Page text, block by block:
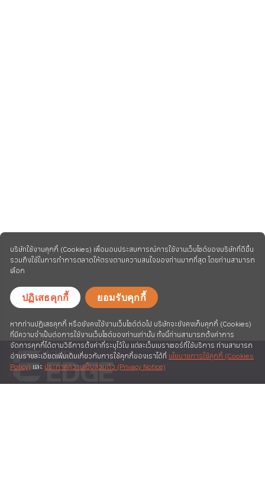
A MEMBER OF KIATNAKIN
บริษัทใช้งานคุกกี้ (Cookies) เพื่อมอบประสบการณ์การใช้งานเว็บไซต์ของบริษัทที่ดีขึ้น
รวมถึงใช้ในการทำการตลาดให้ตรงตามความสนใจของท่านมากที่สุด โดยท่านสามารถ
เลือก
ปฏิเสธคุกกี้ ยอมรับคุกกี้
หากท่านปฏิเสธคุกกี้ หรือยังคงใช้งานเว็บไซต์ต่อไป บริษัทจะยังคงเก็บคุกกี้ (Cookies)
ที่มีความจำเป็นต่อการใช้งานเว็บไซต์ของท่านเท่านั้น ทั้งนี้ท่านสามารถตั้งค่าการ
จัดการคุกกี้ได้ตามวิธีการตั้งค่าที่ระบุไว้ใน แต่ละเว็บเบราเซอร์ที่ใช้บริการ ท่านสามารถ
อ่านรายละเอียดเพิ่มเติมเกี่ยวกับการใช้คุกกี้ของเราได้ที่ นโยบายการใช้คุกกี้ (Cookies
Policy) และ ประกาศความเป็นส่วนตัว (Privacy Notice)